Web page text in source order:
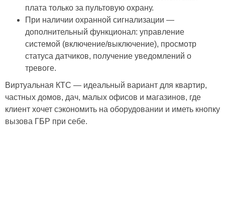
плата только за пультовую охрану.
При наличии охранной сигнализации —
дополнительный функционал: управление
системой (включение/выключение), просмотр
статуса датчиков, получение уведомлений о
тревоге.
Виртуальная КТС — идеальный вариант для квартир,
частных домов, дач, малых офисов и магазинов, где
клиент хочет сэкономить на оборудовании и иметь кнопку
вызова ГБР при себе.